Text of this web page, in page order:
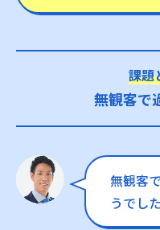
課題
無観客で
無観客
うでし